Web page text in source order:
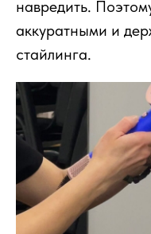
навредить.
аккуратными и
стайлинга.